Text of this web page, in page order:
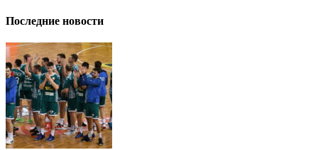
Последние новости